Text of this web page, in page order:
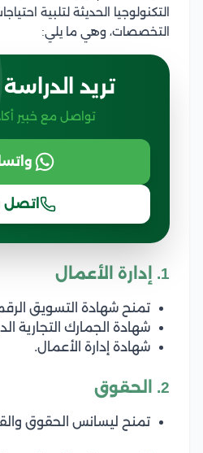
التكنولوجيا الحديثة لتلبية
التخصصات، وهي ما يلي:
تريد الدراسة
تواصل مع خبير
اتصل
1. إدارة الأعمال
تمنح شهادة التسويق
شهادة الجمارك التجارية
شهادة إدارة الأعمال.
2. الحقوق
تمنح ليسانس الحقوق